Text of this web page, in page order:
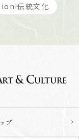
伝統文化
プ